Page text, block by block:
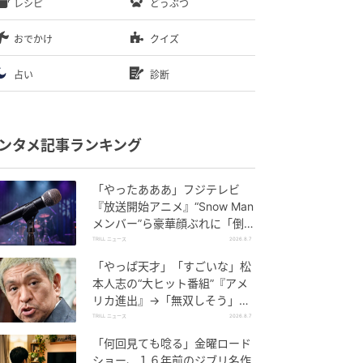
レシピ どうぶつ
おでかけ クイズ
占い 診断
タメ記事ランキング
「やったあああ」フジテレビ
『放送開始アニメ』“Snow Man
メンバー”ら豪華顔ぶれに「倒れ
そう」SNS大揺れ
TRILL ニュース 2026.8.7
「やっぱ天才」「すごいな」松
本人志の“大ヒット番組”『アメ
リカ進出』→「無双しそう」視
聴者反響続々
TRILL ニュース 2026.8.7
「何回見ても唸る」金曜ロード
ショー、１６年前のジブリ名作